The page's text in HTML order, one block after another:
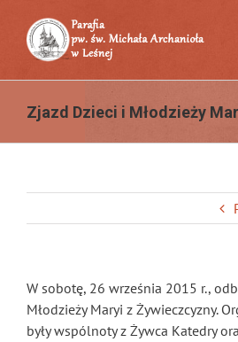
zawartości
Zjazd Dzieci i Młodzieży
W sobotę, 26 września 2015 r.,
Młodzieży Maryi z Żywieczcyzny.
były wspólnoty z Żywca Katedry